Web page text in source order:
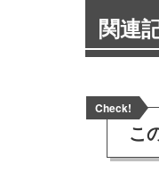
関連
Check!
こ